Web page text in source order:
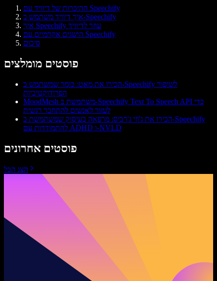
ההיכרות של דיוויד עם Speechify
איך דיוויד משתמש ב-Speechify
איך Speechify עוזר לדיוויד
הישגים אקדמיים עם Speechify
סיכום
פוסטים מומלצים
הכירו את מאט: כומר שמשתמש ב-Speechify לשיפור
הפרודוקטיביות
MoodMesh משתמשת ב-Speechify Text To Speech API כדי
לעזור לאנשים להתחבר רגשית
הכירו את ג'וזי ג'רביס: מרפאה בעיסוק שמשתמשת ב-Speechify
להתמודדות עם ADHD ו-NVLD
פוסטים אחרונים
הצג הכל